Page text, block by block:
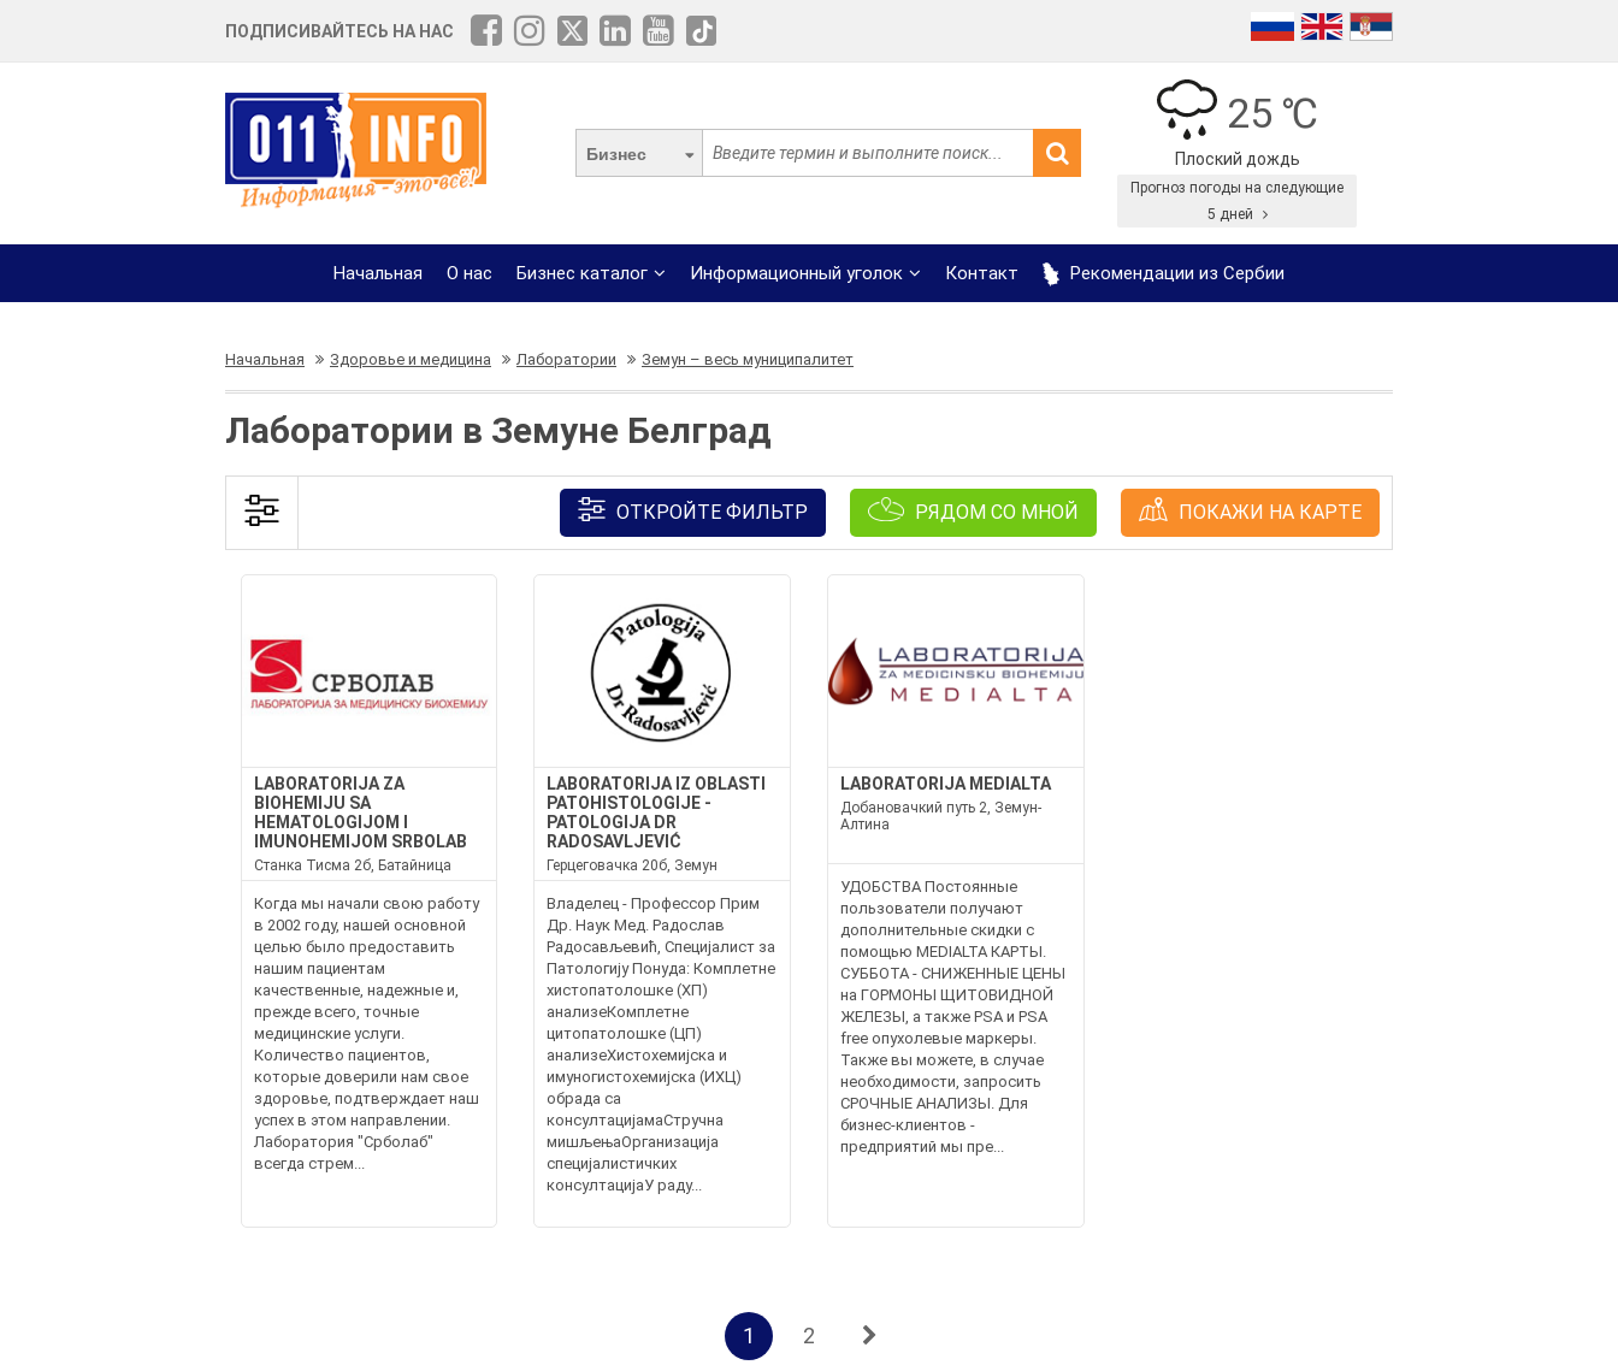
ПОДПИСИВАЙТЕСЬ НА НАС
Бизнес
25 ℃
Плоский дождь
Прогноз погоды на следующие
5 дней
Начальная О нас Бизнес каталог Информационный уголок Контакт Рекомендации из Сербии
Начальная Здоровье и медицина Лаборатории Земун – весь муниципалитет
Лаборатории в Земуне Белград
ОТКРОЙТЕ ФИЛЬТР РЯДОМ СО МНОЙ ПОКАЖИ НА КАРТЕ
LABORATORIJA ZA
BIOHEMIJU SA
HEMATOLOGIJOM I
IMUNOHEMIJOM SRBOLAB
Станка Тисма 2б, Батайница
Когда мы начали свою работу
в 2002 году, нашей основной
целью было предоставить
нашим пациентам
качественные, надежные и,
прежде всего, точные
медицинские услуги.
Количество пациентов,
которые доверили нам свое
здоровье, подтверждает наш
успех в этом направлении.
Лаборатория "Срболаб"
всегда стрем...
LABORATORIJA IZ OBLASTI
PATOHISTOLOGIJE -
PATOLOGIJA DR
RADOSAVLJEVIĆ
Герцеговачка 20б, Земун
Владелец - Профессор Прим
Др. Наук Мед. Радослав
Радосављевић, Специјалист за
Патологију Понуда: Комплетне
хистопатолошке (ХП)
анализеКомплетне
цитопатолошке (ЦП)
анализеХистохемијска и
имуногистохемијска (ИХЦ)
обрада са
консултацијамаСтручна
мишљењаОрганизација
специјалистичких
консултацијаУ раду...
LABORATORIJA MEDIALTA
Добановачкий путь 2, Земун-
Алтина
УДОБСТВА Постоянные
пользователи получают
дополнительные скидки с
помощью MEDIALTA КАРТЫ.
СУББОТА - СНИЖЕННЫЕ ЦЕНЫ
на ГОРМОНЫ ЩИТОВИДНОЙ
ЖЕЛЕЗЫ, а также PSA и PSA
free опухолевые маркеры.
Также вы можете, в случае
необходимости, запросить
СРОЧНЫЕ АНАЛИЗЫ. Для
бизнес-клиентов -
предприятий мы пре...
1 2